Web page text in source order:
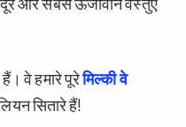
वे हमारे पूरेमिल्की वे
सितारे हैं!